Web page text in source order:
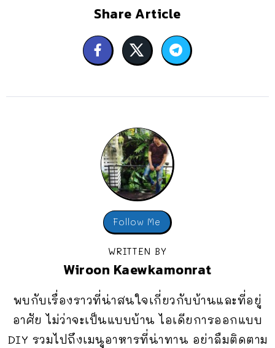
Share Article
Follow Me
WRITTEN BY
Wiroon Kaewkamonrat
พบกับเรื่องราวที่น่าสนใจเกี่ยวกับบ้านและที่อยู่
อาศัย ไม่ว่าจะเป็นแบบบ้าน ไอเดียการออกแบบ
DIY รวมไปถึงเมนูอาหารที่น่าทาน อย่าลืมติดตาม